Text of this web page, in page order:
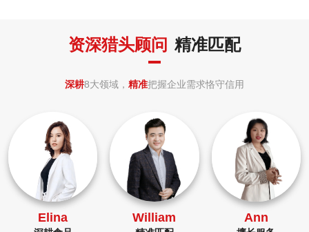
资深猎头顾问 精准匹配
深耕8大领域， 精准把握企业需求恪守信用
Elina William Ann